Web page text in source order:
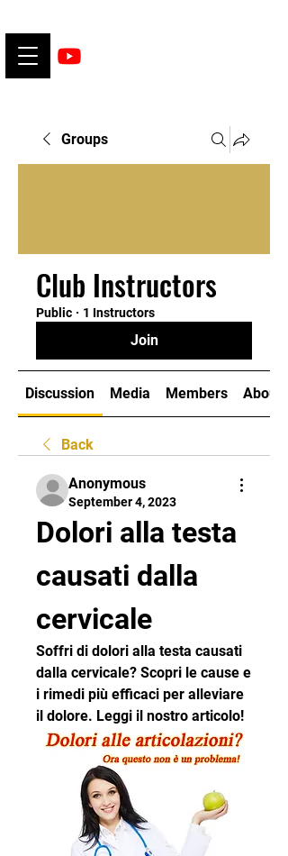
Groups
Club Instructors
Public · 1 Instructors
Join
Discussion Media Members About
Back
Anonymous
September 4, 2023
Dolori alla testa
causati dalla
cervicale
Soffri di dolori alla testa causati
dalla cervicale? Scopri le cause e
i rimedi più efficaci per alleviare
il dolore. Leggi il nostro articolo!